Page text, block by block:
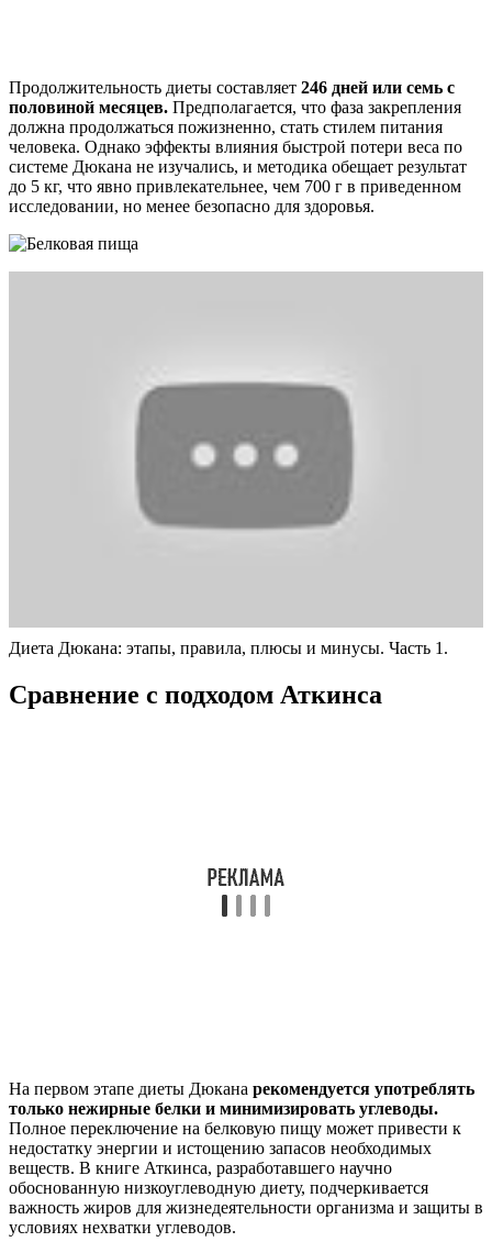
Продолжительность диеты составляет 246 дней или семь с
половиной месяцев. Предполагается, что фаза закрепления
должна продолжаться пожизненно, стать стилем питания
человека. Однако эффекты влияния быстрой потери веса по
системе Дюкана не изучались, и методика обещает результат
до 5 кг, что явно привлекательнее, чем 700 г в приведенном
исследовании, но менее безопасно для здоровья.
Диета Дюкана: этапы, правила, плюсы и минусы. Часть 1.
Сравнение с подходом Аткинса
На первом этапе диеты Дюкана рекомендуется употреблять
только нежирные белки и минимизировать углеводы.
Полное переключение на белковую пищу может привести к
недостатку энергии и истощению запасов необходимых
веществ. В книге Аткинса, разработавшего научно
обоснованную низкоуглеводную диету, подчеркивается
важность жиров для жизнедеятельности организма и защиты в
условиях нехватки углеводов.